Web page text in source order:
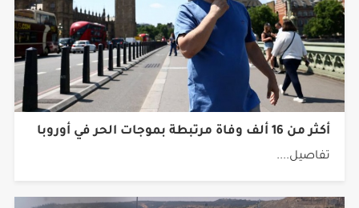
أكثر من 16 ألف وفاة مرتبطة بموجات الحر في أوروبا
تفاصيل....